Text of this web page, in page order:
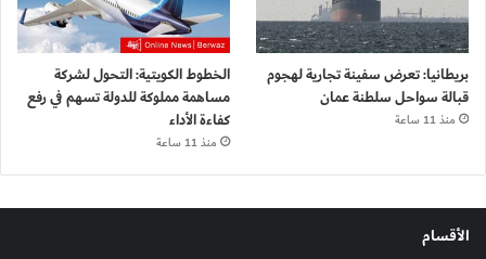
بريطانيا: تعرض سفينة تجارية لهجوم
قبالة سواحل سلطنة عمان
منذ 11 ساعة
الخطوط الكويتية: التحول لشركة
مساهمة مملوكة للدولة تسهم في رفع
كفاءة الأداء
منذ 11 ساعة
الأقسام